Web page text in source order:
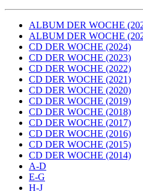
ALBUM DER WOCHE
ALBUM DER WOCHE
CD DER WOCHE (2024)
CD DER WOCHE (2023)
CD DER WOCHE (2022)
CD DER WOCHE (2021)
CD DER WOCHE (2020)
CD DER WOCHE (2019)
CD DER WOCHE (2018)
CD DER WOCHE (2017)
CD DER WOCHE (2016)
CD DER WOCHE (2015)
CD DER WOCHE (2014)
A-D
E-G
H-J